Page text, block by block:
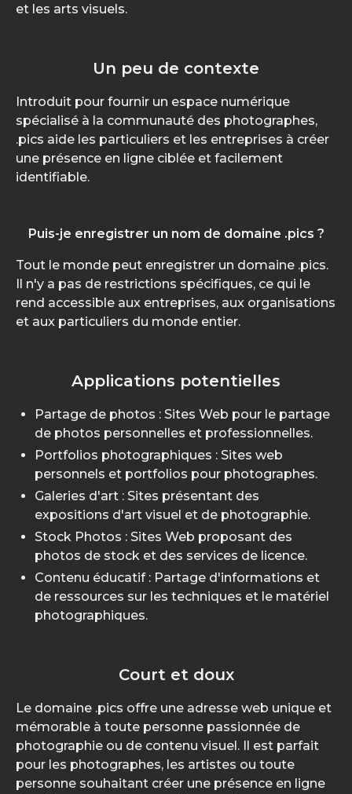
et les arts visuels.
Un peu de contexte
Introduit pour fournir un espace numérique
spécialisé à la communauté des photographes,
.pics aide les particuliers et les entreprises à créer
une présence en ligne ciblée et facilement
identifiable.
Puis-je enregistrer un nom de domaine .pics ?
Tout le monde peut enregistrer un domaine .pics.
Il n'y a pas de restrictions spécifiques, ce qui le
rend accessible aux entreprises, aux organisations
et aux particuliers du monde entier.
Applications potentielles
Partage de photos : Sites Web pour le partage
de photos personnelles et professionnelles.
Portfolios photographiques : Sites web
personnels et portfolios pour photographes.
Galeries d'art : Sites présentant des
expositions d'art visuel et de photographie.
Stock Photos : Sites Web proposant des
photos de stock et des services de licence.
Contenu éducatif : Partage d'informations et
de ressources sur les techniques et le matériel
photographiques.
Court et doux
Le domaine .pics offre une adresse web unique et
mémorable à toute personne passionnée de
photographie ou de contenu visuel. Il est parfait
pour les photographes, les artistes ou toute
personne souhaitant créer une présence en ligne